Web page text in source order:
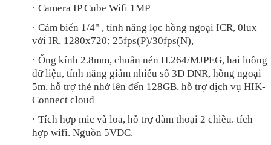
· Camera IP Cube Wifi 1MP
· Cảm biến 1/4" , tính năng lọc hồng ngoại ICR, 0lux
với IR, 1280x720: 25fps(P)/30fps(N),
· Ống kính 2.8mm, chuẩn nén H.264/MJPEG, hai luồng
dữ liệu, tính năng giảm nhiễu số 3D DNR, hồng ngoại
5m, hỗ trợ thẻ nhớ lên đến 128GB, hỗ trợ dịch vụ HIK-
Connect cloud
· Tích hợp mic và loa, hỗ trợ đàm thoại 2 chiều. tích
hợp wifi. Nguồn 5VDC.